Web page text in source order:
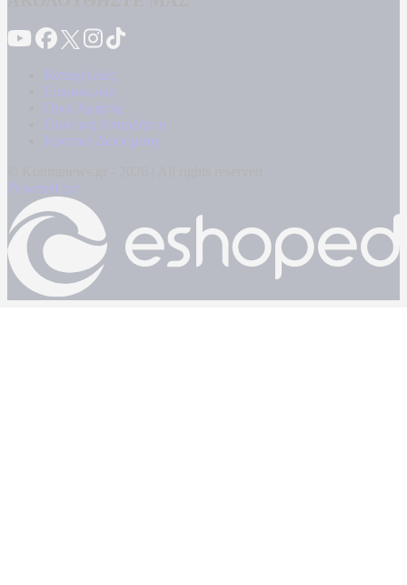
Καταγγελίες
Επικοινωνία
Όροι Χρήσης
Πολιτική Απορρήτου
Κρατική Διαφήμιση
Powered by: